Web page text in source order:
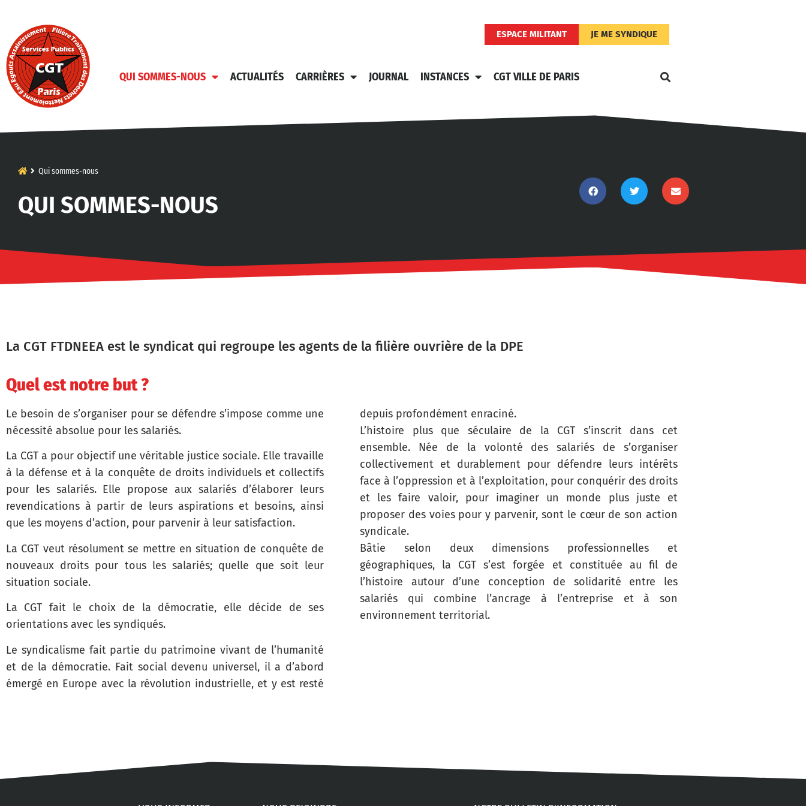
ESPACE MILITANT JE ME SYNDIQUE
QUI SOMMES-NOUS ACTUALITÉS CARRIÈRES JOURNAL INSTANCES CGT VILLE DE PARIS
Qui sommes-nous
QUI SOMMES-NOUS
La CGT FTDNEEA est le syndicat qui regroupe les agents de la filière ouvrière de la DPE
Quel est notre but ?
Le besoin de s’organiser pour se défendre s’impose comme une
nécessité absolue pour les salariés.
La CGT a pour objectif une véritable justice sociale. Elle travaille
à la défense et à la conquête de droits individuels et collectifs
pour les salariés. Elle propose aux salariés d’élaborer leurs
revendications à partir de leurs aspirations et besoins, ainsi
que les moyens d’action, pour parvenir à leur satisfaction.
La CGT veut résolument se mettre en situation de conquête de
nouveaux droits pour tous les salariés; quelle que soit leur
situation sociale.
La CGT fait le choix de la démocratie, elle décide de ses
orientations avec les syndiqués.
Le syndicalisme fait partie du patrimoine vivant de l’humanité
et de la démocratie. Fait social devenu universel, il a d’abord
émergé en Europe avec la révolution industrielle, et y est resté
depuis profondément enraciné.
L’histoire plus que séculaire de la CGT s’inscrit dans cet
ensemble. Née de la volonté des salariés de s’organiser
collectivement et durablement pour défendre leurs intérêts
face à l’oppression et à l’exploitation, pour conquérir des droits
et les faire valoir, pour imaginer un monde plus juste et
proposer des voies pour y parvenir, sont le cœur de son action
syndicale.
Bâtie selon deux dimensions professionnelles et
géographiques, la CGT s’est forgée et constituée au fil de
l’histoire autour d’une conception de solidarité entre les
salariés qui combine l’ancrage à l’entreprise et à son
environnement territorial.